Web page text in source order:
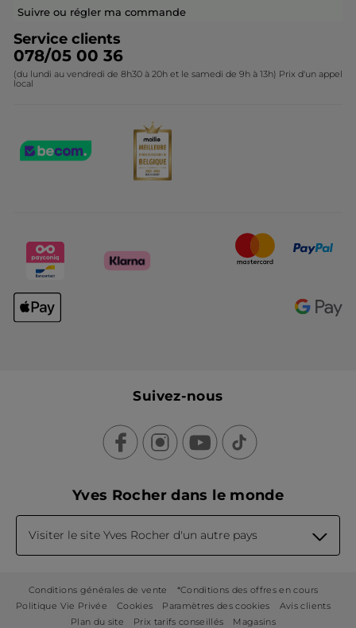
Contactez-nous
Suivre ou régler ma commande
Service clients
078/05 00 36
(du lundi au vendredi de 8h30 à 20h et le samedi de 9h à 13h) Prix d'un appel
local
Suivez-nous
Yves Rocher dans le monde
Visiter le site Yves Rocher d'un autre pays
Conditions générales de vente
*Conditions des offres en cours
Politique Vie Privée
Cookies Paramètres des cookies
Avis clients
Plan du site
Prix tarifs conseillés Magasins